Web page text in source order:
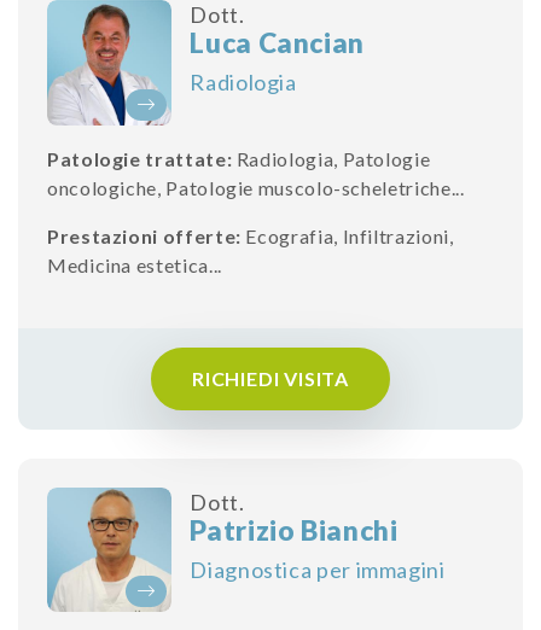
Dott.
Luca Cancian
Radiologia
Patologie trattate: Radiologia Patologie
oncologiche Patologie muscolo-scheletriche
Prestazioni offerte: Ecografia Infiltrazioni
Medicina estetica
RICHIEDI VISITA
Dott.
Patrizio Bianchi
Diagnostica per immagini